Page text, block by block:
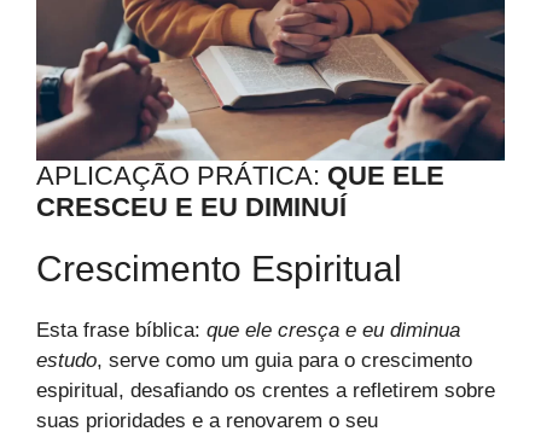
APLICAÇÃO PRÁTICA: QUE ELE
CRESCEU E EU DIMINUÍ
Crescimento Espiritual
Esta frase bíblica: que ele cresça e eu diminua
estudo, serve como um guia para o crescimento
espiritual, desafiando os crentes a refletirem sobre
suas prioridades e a renovarem o seu